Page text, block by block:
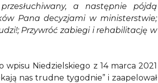
a następnie pójdą
Pana decyzjami w ministerstwie;
Przywróć zabiegi i rehabilitację w
Niedzielskiego z 14 marca 2021
nas trudne tygodnie” i zaapelował